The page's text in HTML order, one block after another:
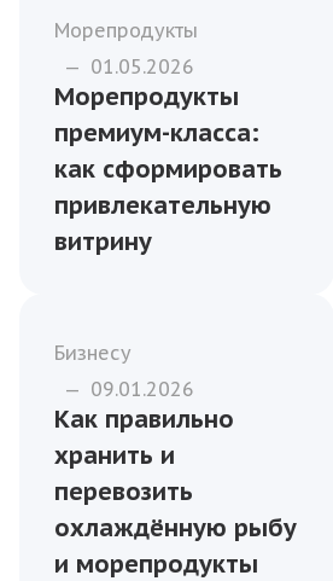
Морепродукты
— 01.05.2026
Морепродукты
премиум-класса:
как сформировать
привлекательную
витрину
Бизнесу
— 09.01.2026
Как правильно
хранить и
перевозить
охлаждённую рыбу
и морепродукты